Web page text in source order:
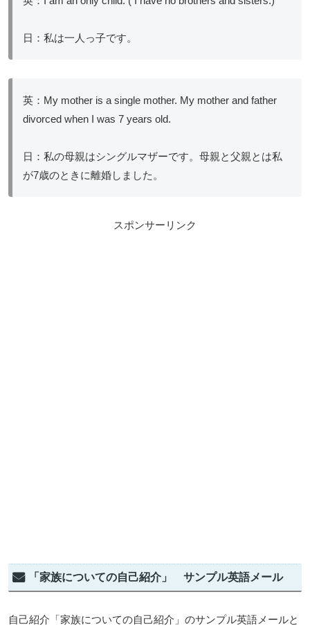
日：私は一人っ子です。
英：My mother is a single mother. My mother and father
divorced when I was 7 years old.
日：私の母親はシングルマザーです。母親と父親とは私
が7歳のときに離婚しました。
スポンサーリンク
「家族についての自己紹介」 サンプル英語メール
自己紹介「家族についての自己紹介」のサンプル英語メールと